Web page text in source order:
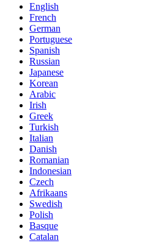
English
French
German
Portuguese
Spanish
Russian
Japanese
Korean
Arabic
Irish
Greek
Turkish
Italian
Danish
Romanian
Indonesian
Czech
Afrikaans
Swedish
Polish
Basque
Catalan